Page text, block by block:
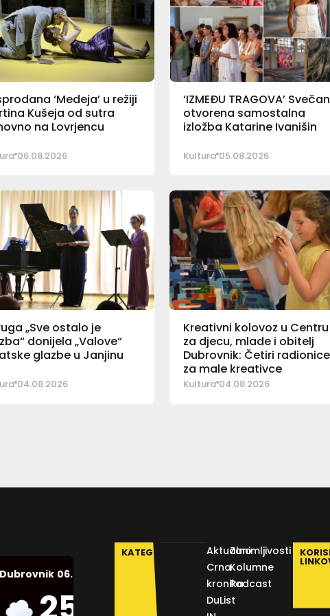
‘Medeja’ u režiji
Kušeja od sutra
na Lovrjencu
06.08.2026
‘IZMEĐU TRAGOVA’
otvorena samostalna
izložba Katarine Ivanišin
Kultura 05.08.2026
„Sve ostalo je
donijela „Valove“
glazbe u Janjinu
04.08.2026
Kreativni kolovoz u Centru
za djecu, mlade i obitelj
Dubrovnik: Četiri radionice
za male kreativce
Kultura 04.08.2026
Dubrovnik 06.08.2026.
Humidity:
KATEGORIJE
Aktualno
Crna
kronika
DuList
Zanimljivosti
Kolumne
Podcast